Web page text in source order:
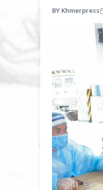
BY Khmerpress